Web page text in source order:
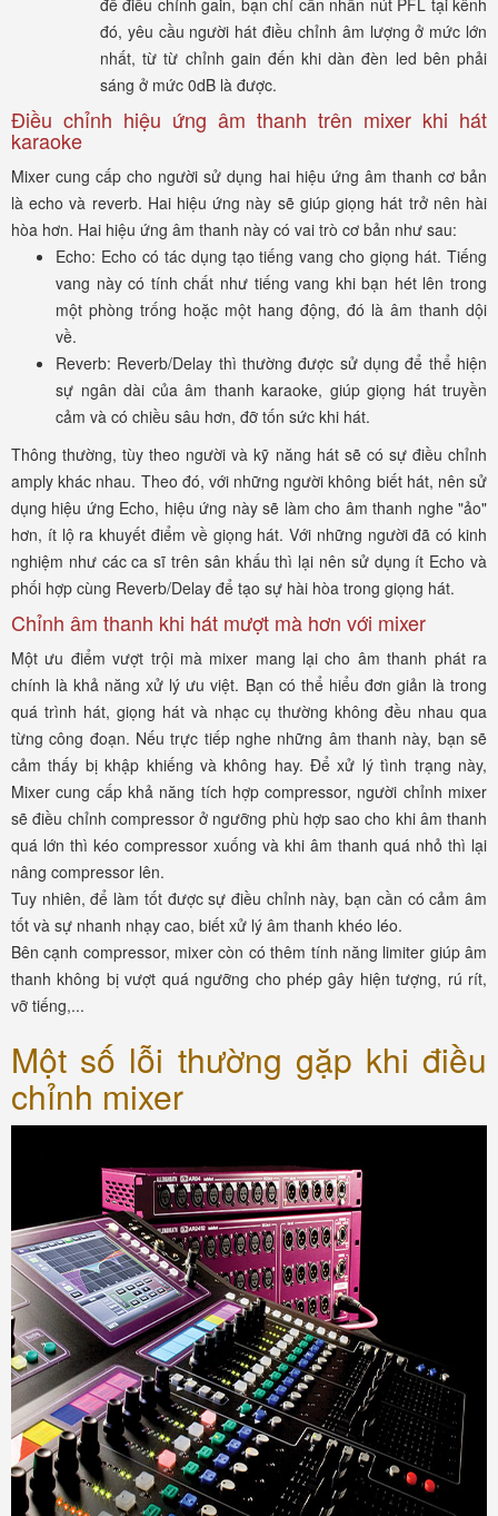
đó, yêu cầu người hát điều chỉnh âm lượng ở mức lớn
nhất, từ từ chỉnh gain đến khi dàn đèn led bên phải
sáng ở mức 0dB là được.
Điều chỉnh hiệu ứng âm thanh trên mixer khi hát
karaoke
Mixer cung cấp cho người sử dụng hai hiệu ứng âm thanh cơ bản
là echo và reverb. Hai hiệu ứng này sẽ giúp giọng hát trở nên hài
hòa hơn. Hai hiệu ứng âm thanh này có vai trò cơ bản như sau:
Echo: Echo có tác dụng tạo tiếng vang cho giọng hát. Tiếng
vang này có tính chất như tiếng vang khi bạn hét lên trong
một phòng trống hoặc một hang động, đó là âm thanh dội
về.
Reverb: Reverb/Delay thì thường được sử dụng để thể hiện
sự ngân dài của âm thanh karaoke, giúp giọng hát truyền
cảm và có chiều sâu hơn, đỡ tốn sức khi hát.
Thông thường, tùy theo người và kỹ năng hát sẽ có sự điều chỉnh
amply khác nhau. Theo đó, với những người không biết hát, nên sử
dụng hiệu ứng Echo, hiệu ứng này sẽ làm cho âm thanh nghe "ảo"
hơn, ít lộ ra khuyết điểm về giọng hát. Với những người đã có kinh
nghiệm như các ca sĩ trên sân khấu thì lại nên sử dụng ít Echo và
phối hợp cùng Reverb/Delay để tạo sự hài hòa trong giọng hát.
Chỉnh âm thanh khi hát mượt mà hơn với mixer
Một ưu điểm vượt trội mà mixer mang lại cho âm thanh phát ra
chính là khả năng xử lý ưu việt. Bạn có thể hiểu đơn giản là trong
quá trình hát, giọng hát và nhạc cụ thường không đều nhau qua
từng công đoạn. Nếu trực tiếp nghe những âm thanh này, bạn sẽ
cảm thấy bị khập khiếng và không hay. Để xử lý tình trạng này,
Mixer cung cấp khả năng tích hợp compressor, người chỉnh mixer
sẽ điều chỉnh compressor ở ngưỡng phù hợp sao cho khi âm thanh
quá lớn thì kéo compressor xuống và khi âm thanh quá nhỏ thì lại
nâng compressor lên.
Tuy nhiên, để làm tốt được sự điều chỉnh này, bạn cần có cảm âm
tốt và sự nhanh nhạy cao, biết xử lý âm thanh khéo léo.
Bên cạnh compressor, mixer còn có thêm tính năng limiter giúp âm
thanh không bị vượt quá ngưỡng cho phép gây hiện tượng, rú rít,
vỡ tiếng,...
Một số lỗi thường gặp khi điều
chỉnh mixer